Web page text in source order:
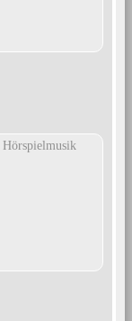
Hörspielmusik